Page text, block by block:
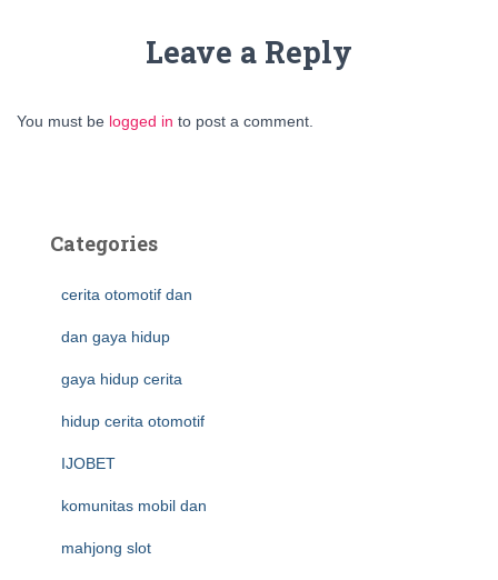
Leave a Reply
You must be logged in to post a comment.
Categories
cerita otomotif dan
dan gaya hidup
gaya hidup cerita
hidup cerita otomotif
IJOBET
komunitas mobil dan
mahjong slot